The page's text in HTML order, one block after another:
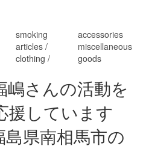
smoking
articles /
clothing /
accessories
miscellaneous
goods
嶋さんの活動を
援しています
島県南相馬市の